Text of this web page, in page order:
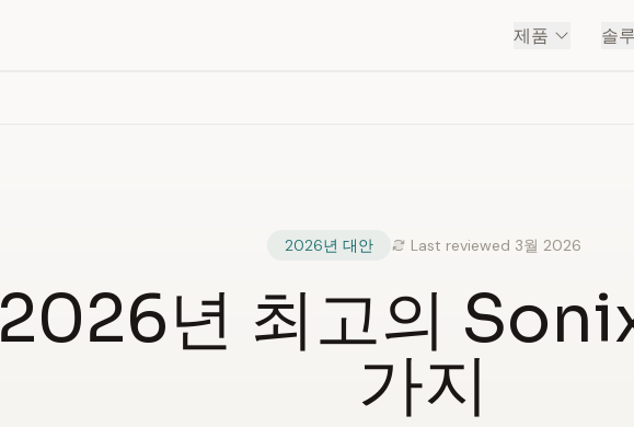
제품 솔
2026년 대안 Last reviewed 3월 2026
2026년 최고의
가지